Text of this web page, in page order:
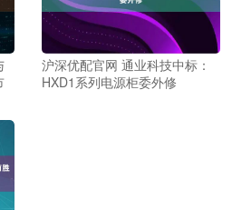
沪深优配官网 通业科技中标：
HXD1系列电源柜委外修